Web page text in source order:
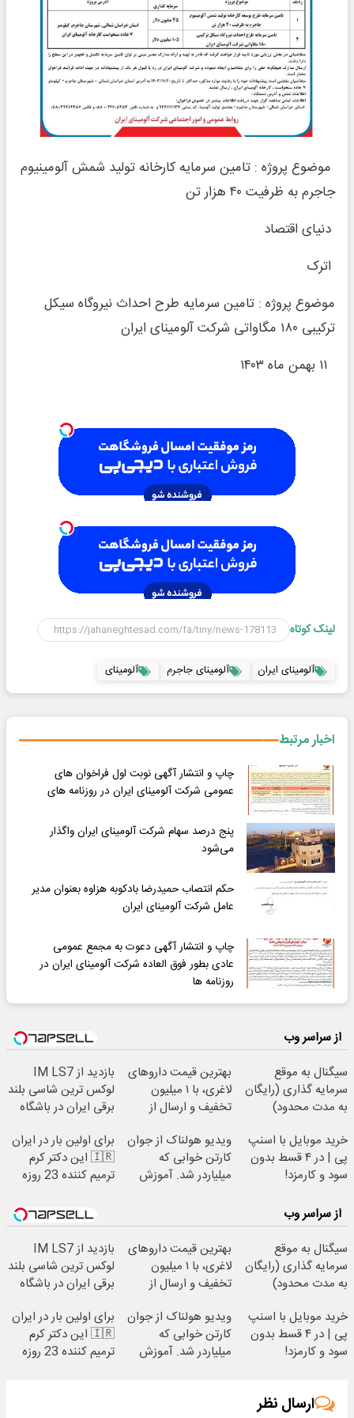
موضوع پروژه : تامین سرمایه کارخانه تولید شمش آلومینیوم
جاجرم به ظرفیت ۴۰ هزار تن
دنیای اقتصاد
اترک
موضوع پروژه : تامین سرمایه طرح احداث نیروگاه سیکل
ترکیبی ۱۸۰ مگاواتی شرکت آلومینای ایران
لینک کوتاه
آلومینای ایران آلومینای جاجرم آلومینای
اخبار مرتبط
چاپ و انتشار آگهی نوبت اول فراخوان های
عمومی شرکت آلومینای ایران در روزنامه های
پنج درصد سهام شرکت آلومینای ایران واگذار
می‌شود
حکم انتصاب حمیدرضا بادکوبه هزاوه بعنوان مدیر
عامل شرکت آلومینای ایران
چاپ و انتشار آگهی دعوت به مجمع عمومی
عادی بطور فوق العاده شرکت آلومینای ایران در
روزنامه ها
از سراسر وب
سیگنال به موقع
سرمایه گذاری (رایگان
به مدت محدود)
بهترین قیمت داروهای
لاغری، با ۱ میلیون
تخفیف و ارسال از
بازدید از IM LS7
لوکس ترین شاسی بلند
برقی ایران در باشگاه
خرید موبایل با اسنپ
پی | در ۴ قسط بدون
سود و کارمزد!
ویدیو هولناک از جوان
کارتن خوابی که
میلیاردر شد. آموزش
برای اولین بار در ایران
🇮🇷 این دکتر کرم
ترمیم کننده 23 روزه
از سراسر وب
سیگنال به موقع
سرمایه گذاری (رایگان
به مدت محدود)
بهترین قیمت داروهای
لاغری، با ۱ میلیون
تخفیف و ارسال از
بازدید از IM LS7
لوکس ترین شاسی بلند
برقی ایران در باشگاه
خرید موبایل با اسنپ
پی | در ۴ قسط بدون
سود و کارمزد!
ویدیو هولناک از جوان
کارتن خوابی که
میلیاردر شد. آموزش
برای اولین بار در ایران
🇮🇷 این دکتر کرم
ترمیم کننده 23 روزه
ارسال نظر